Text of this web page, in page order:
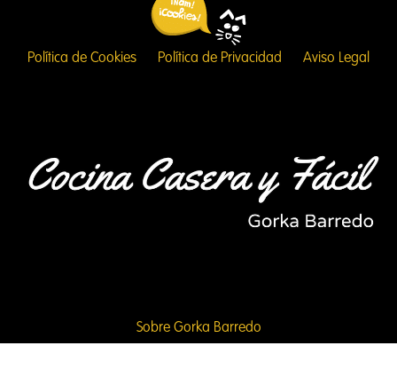
Política de Cookies Política de Privacidad Aviso Legal
Sobre Gorka Barredo